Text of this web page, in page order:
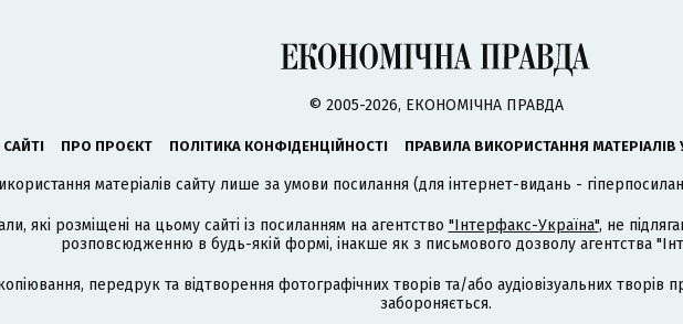
© 2005-2026, ЕКОНОМІЧНА ПРАВДА
ПРО ПРОЄКТ ПОЛІТИКА КОНФІДЕНЦІЙНОСТІ ПРАВИЛА ВИКОРИСТАННЯ МАТЕРІАЛІВ
матеріалів сайту лише за умови посилання (для інтернет-видань -
які розміщені на цьому сайті із посиланням на агентство "Інтерфакс-Україна", не
розповсюдженню в будь-якій формі, інакше як з письмового дозволу агентства
передрук та відтворення фотографічних творів та/або аудіовізуальних
забороняється.